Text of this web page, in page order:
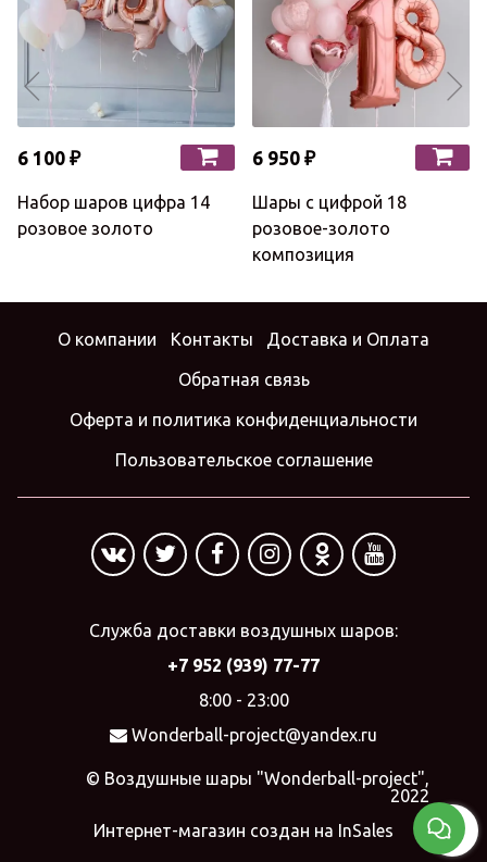
6 100 ₽
Набор шаров цифра 14
розовое золото
6 950 ₽
Шары с цифрой 18
розовое-золото
композиция
О компании Контакты Доставка и Оплата
Обратная связь
Оферта и политика конфиденциальности
Пользовательское соглашение
Служба доставки воздушных шаров:
+7 952 (939) 77-77
8:00 - 23:00
Wonderball-project@yandex.ru
© Воздушные шары "Wonderball-project",
2022
Интернет-магазин создан на InSales